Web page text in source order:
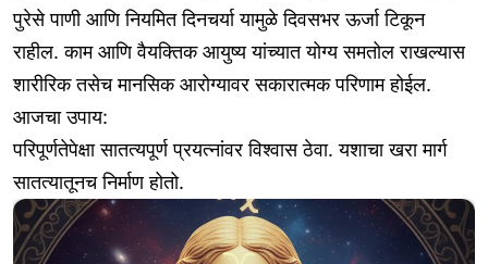
पुरेसे पाणी आणि नियमित दिनचर्या यामुळे दिवसभर ऊर्जा टिकून
राहील. काम आणि वैयक्तिक आयुष्य यांच्यात योग्य समतोल राखल्यास
शारीरिक तसेच मानसिक आरोग्यावर सकारात्मक परिणाम होईल.
आजचा उपाय:
परिपूर्णतेपेक्षा सातत्यपूर्ण प्रयत्नांवर विश्वास ठेवा. यशाचा खरा मार्ग
सातत्यातूनच निर्माण होतो.